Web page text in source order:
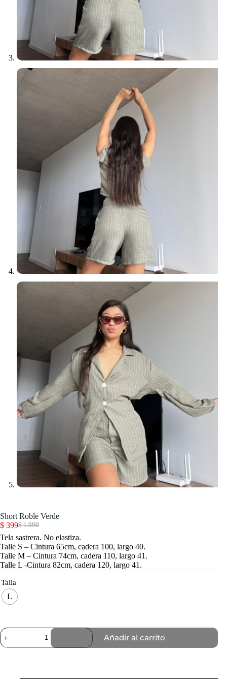
Short Roble Verde
$1.990
El
precio
original
era:
$ 1.990.
$ 399El
precio
actual
es:
$ 399.
Tela sastrera. No elastiza.
Talle S – Cintura 65cm, cadera 100, largo 40.
Talle M – Cintura 74cm, cadera 110, largo 41.
Talle L -Cintura 82cm, cadera 120, largo 41.
Talla
L
Short
Roble
Verde
Añadir al carrito